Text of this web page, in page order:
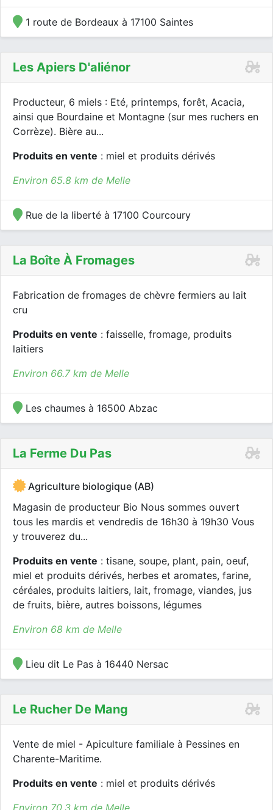
1 route de Bordeaux à 17100 Saintes
Les Apiers D'aliénor
Producteur, 6 miels : Eté, printemps, forêt, Acacia,
ainsi que Bourdaine et Montagne (sur mes ruchers en
Corrèze). Bière au...
Produits en vente : miel et produits dérivés
Environ 65.8 km de Melle
Rue de la liberté à 17100 Courcoury
La Boîte À Fromages
Fabrication de fromages de chèvre fermiers au lait
cru
Produits en vente : faisselle, fromage, produits
laitiers
Environ 66.7 km de Melle
Les chaumes à 16500 Abzac
La Ferme Du Pas
Agriculture biologique (AB)
Magasin de producteur Bio Nous sommes ouvert
tous les mardis et vendredis de 16h30 à 19h30 Vous
y trouverez du...
Produits en vente : tisane, soupe, plant, pain, oeuf,
miel et produits dérivés, herbes et aromates, farine,
céréales, produits laitiers, lait, fromage, viandes, jus
de fruits, bière, autres boissons, légumes
Environ 68 km de Melle
Lieu dit Le Pas à 16440 Nersac
Le Rucher De Mang
Vente de miel - Apiculture familiale à Pessines en
Charente-Maritime.
Produits en vente : miel et produits dérivés
Environ 70.3 km de Melle